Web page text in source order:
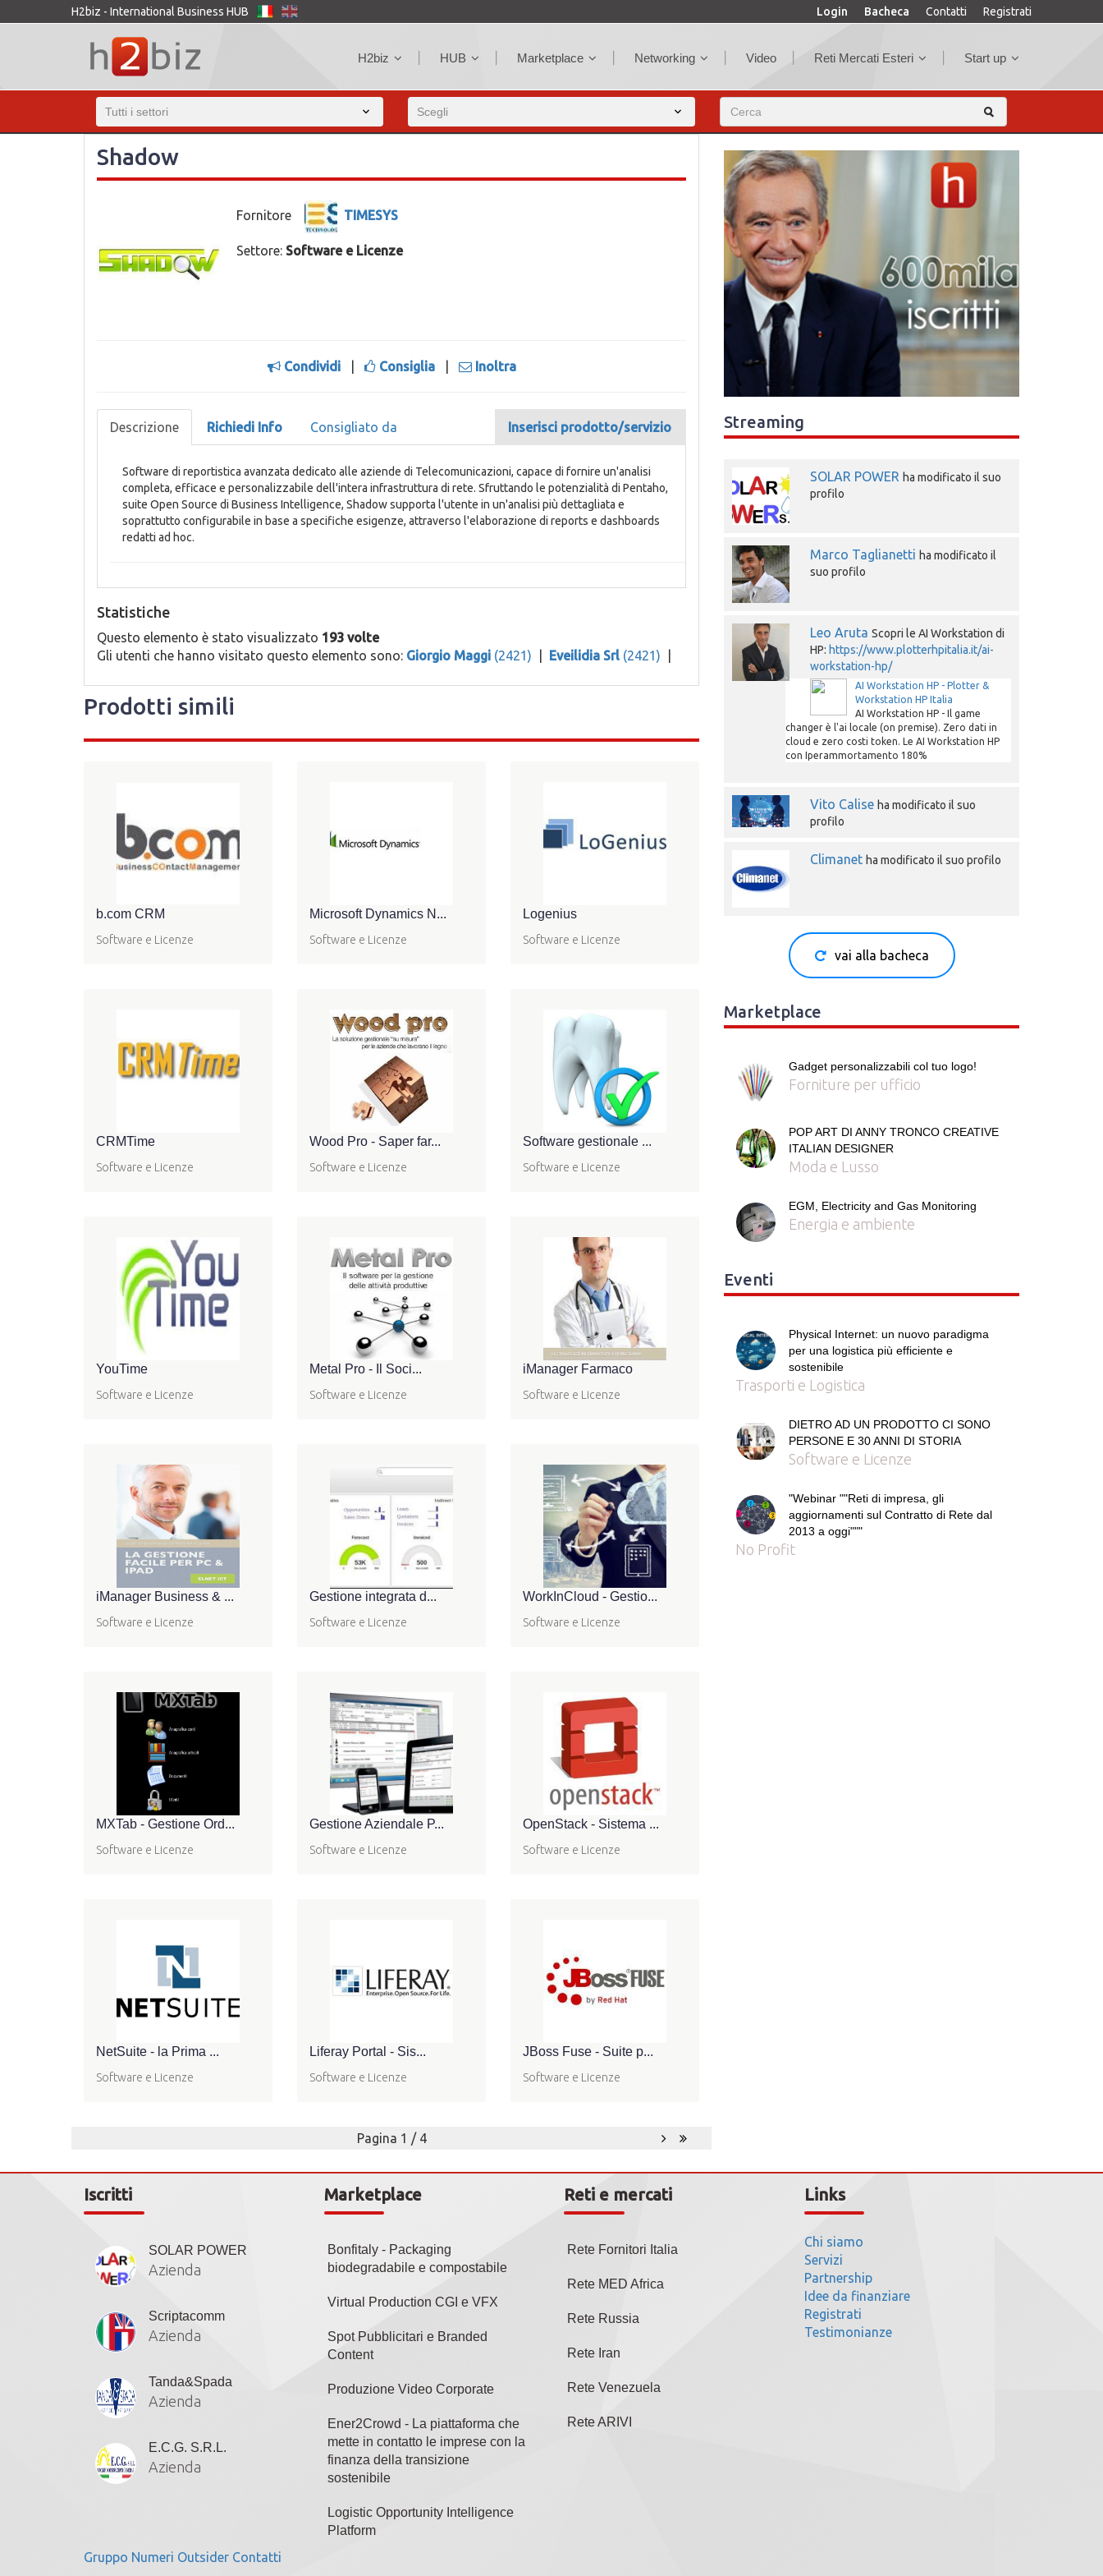
H2biz - International Business HUB Login Bacheca Contatti Registrati
H2biz HUB Marketplace Networking Video Reti Mercati Esteri Start up
Shadow
Fornitore TIMESYS
Settore: Software e Licenze
Condividi| Consiglia Inoltra
Descrizione Richiedi Info Consigliato da Inserisci prodotto/servizio
Software di reportistica avanzata dedicato alle aziende di Telecomunicazioni, capace di fornire un'analisi
completa, efficace e personalizzabile dell'intera infrastruttura di rete. Sfruttando le potenzialità di Pentaho,
suite Open Source di Business Intelligence, Shadow supporta l'utente in un'analisi più dettagliata e
soprattutto configurabile in base a specifiche esigenze, attraverso l'elaborazione di reports e dashboards
redatti ad hoc.
Statistiche
Questo elemento è stato visualizzato 193 volte
Gli utenti che hanno visitato questo elemento sono: Giorgio Maggi (2421) Eveilidia Srl (2421)
Prodotti simili
b.com CRM
Software e Licenze
Microsoft Dynamics N...
Software e Licenze
Logenius
Software e Licenze
CRMTime
Software e Licenze
Wood Pro - Saper far...
Software e Licenze
Software gestionale ...
Software e Licenze
YouTime
Software e Licenze
Metal Pro - Il Soci...
Software e Licenze
iManager Farmaco
Software e Licenze
iManager Business & ...
Software e Licenze
Gestione integrata d...
Software e Licenze
WorkInCloud - Gestio...
Software e Licenze
MXTab - Gestione Ord...
Software e Licenze
Gestione Aziendale P...
Software e Licenze
OpenStack - Sistema ...
Software e Licenze
NetSuite - la Prima ...
Software e Licenze
Liferay Portal - Sis...
Software e Licenze
JBoss Fuse - Suite p...
Software e Licenze
Pagina 1 / 4
Streaming
SOLAR POWER ha modificato il suo
profilo
Marco Taglianetti ha modificato il
suo profilo
Leo Aruta Scopri le AI Workstation di
HP: https://www.plotterhpitalia.it/ai-
workstation-hp/
AI Workstation HP - Plotter &
Workstation HP Italia
AI Workstation HP - Il game
changer è l'ai locale (on premise). Zero dati in
cloud e zero costi token. Le AI Workstation HP
con Iperammortamento 180%
Vito Calise ha modificato il suo
profilo
Climanet ha modificato il suo profilo
vai alla bacheca
Marketplace
Gadget personalizzabili col tuo logo!
Forniture per ufficio
POP ART DI ANNY TRONCO CREATIVE
ITALIAN DESIGNER
Moda e Lusso
EGM, Electricity and Gas Monitoring
Energia e ambiente
Eventi
Physical Internet: un nuovo paradigma
per una logistica più efficiente e
sostenibile
Trasporti e Logistica
DIETRO AD UN PRODOTTO CI SONO
PERSONE E 30 ANNI DI STORIA
Software e Licenze
"Webinar ""Reti di impresa, gli
aggiornamenti sul Contratto di Rete dal
2013 a oggi"""
No Profit
Iscritti
SOLAR POWER
Azienda
Scriptacomm
Azienda
Tanda&Spada
Azienda
E.C.G. S.R.L.
Azienda
Marketplace
Bonfitaly - Packaging
biodegradabile e compostabile
Virtual Production CGI e VFX
Spot Pubblicitari e Branded
Content
Produzione Video Corporate
Ener2Crowd - La piattaforma che
mette in contatto le imprese con la
finanza della transizione
sostenibile
Logistic Opportunity Intelligence
Platform
Reti e mercati
Rete Fornitori Italia
Rete MED Africa
Rete Russia
Rete Iran
Rete Venezuela
Rete ARIVI
Links
Chi siamo
Servizi
Partnership
Idee da finanziare
Registrati
Testimonianze
Gruppo Numeri Outsider Contatti